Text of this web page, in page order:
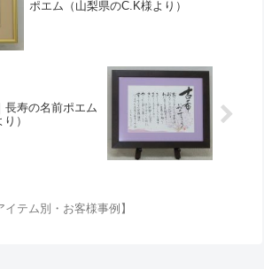
ポエム（山梨県のC.K様より）
長寿の名前ポエム
）
イテム別・お客様事例】